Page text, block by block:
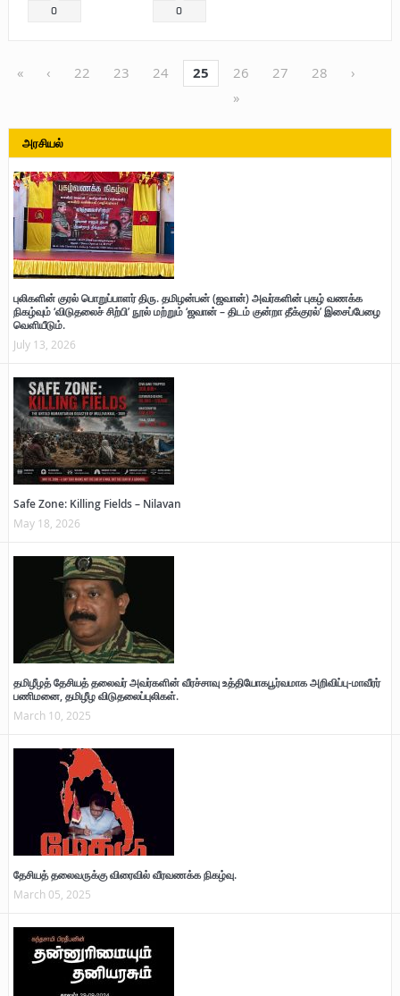
0 0
« ‹ 22 23 24 25 26 27 28
›
»
அரசியல்
புலிகளின் குரல் பொறுப்பாளர் திரு. தமிழன்பன் (ஜவான்) அவர்களின் புகழ் வணக்க
நிகழ்வும் ‘விடுதலைச் சிற்பி’ நூல் மற்றும் ‘ஜவான் – திடம் குன்றா தீக்குரல்’ இசைப்பேழை
வெளியீடும்.
July 13, 2026
Safe Zone: Killing Fields – Nilavan
May 18, 2026
தமிழீழத் தேசியத் தலைவர் அவர்களின் வீரச்சாவு உத்தியோகபூர்வமாக அறிவிப்பு-மாவீரர்
பணிமனை, தமிழீழ விடுதலைப்புலிகள்.
March 10, 2025
தேசியத் தலைவருக்கு விரைவில் வீரவணக்க நிகழ்வு.
March 05, 2025